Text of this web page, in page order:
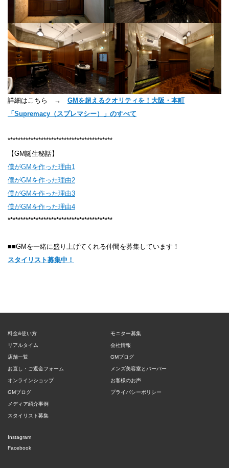
詳細はこちら → GMを超えるクオリティを！大阪・本町
「Supremacy（スプレマシー）」のすべて
*****************************************
【GM誕生秘話】
僕がGMを作った理由1
僕がGMを作った理由2
僕がGMを作った理由3
僕がGMを作った理由4
*****************************************
■■GMを一緒に盛り上げてくれる仲間を募集しています！
スタイリスト募集中！
料金&使い方
リアルタイム
店舗一覧
お直し・ご返金フォーム
オンラインショップ
GMブログ
メディア紹介事例
スタイリスト募集
モニター募集
会社情報
GMブログ
メンズ美容室とバーバー
お客様のお声
プライバシーポリシー
Instagram
Facebook